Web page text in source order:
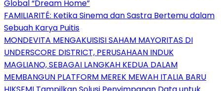
Global “Dream Home”
FAMILIARITÉ: Ketika Sinema dan Sastra Bertemu dalam
Sebuah Karya Puitis
MONDEVITA MENGAKUISISI SAHAM MAYORITAS DI
UNDERSCORE DISTRICT, PERUSAHAAN INDUK
MAGLIANO, SEBAGAI LANGKAH KEDUA DALAM
MEMBANGUN PLATFORM MEREK MEWAH ITALIA BARU